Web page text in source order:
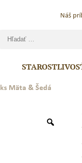
Náš
Hľadať:
Mäta & Šedá